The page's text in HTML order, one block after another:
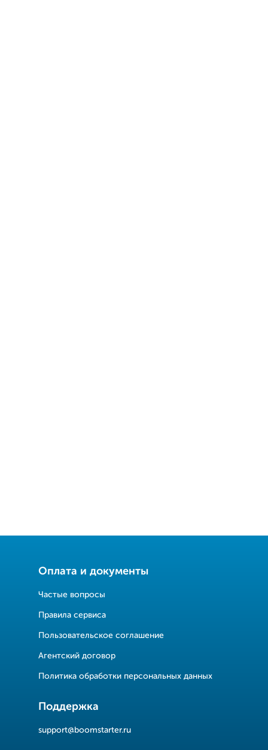
Оплата и документы
Частые вопросы
Правила сервиса
Пользовательское соглашение
Агентский договор
Политика обработки персональных данных
Поддержка
support@boomstarter.ru